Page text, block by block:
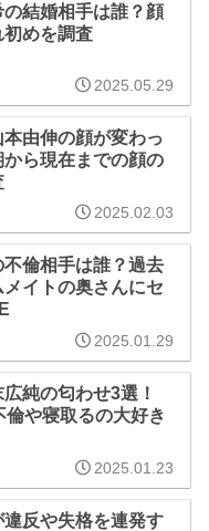
結婚相手は誰？顔
めを調査
2025.05.29
本由伸の顔が変わっ
から現在までの顔の
2025.02.03
倫相手は誰？過去
イトの奥さんにセ
2025.01.29
純の匂わせ3選！
倫や寝取るの大好き
2025.01.23
反や失格を連発す